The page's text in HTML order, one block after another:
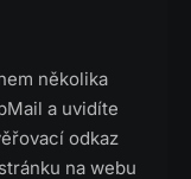
několika
a uvidíte
odkaz
na webu